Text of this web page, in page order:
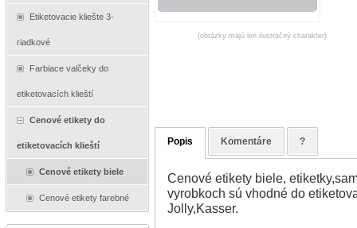
Etiketovacie kliešte 3-
riadkové
Farbiace valčeky do
etiketovacích klieští
Cenové etikety do
etiketovacích klieští
Cenové etikety biele
Cenové etikety farebné
(obrázky majú len ilustračný charakter)
Popis Komentáre ?
Cenové etikety biele,
vyrobkoch sú vhodné do
Jolly,Kasser.